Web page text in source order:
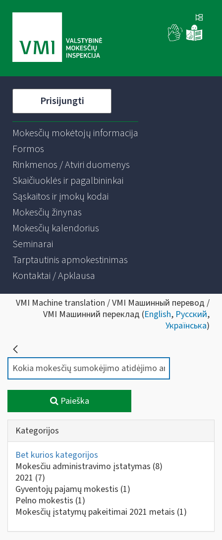
Prisijungti
Mokesčių mokėtojų informacija
Formos
Rinkmenos / Atviri duomenys
Skaičiuoklės ir pagalbininkai
Sąskaitos ir įmokų kodai
Mokesčių žinynas
Mokesčių kalendorius
Seminarai
Tarptautinis apmokestinimas
Kontaktai / Apklausa
VMI Machine translation / VMI Машинный перевод /
VMI Машинний переклад (English, Русский,
Українська)
Paieška
Kategorijos
Bet kurios kategorijos
Mokesčiu administravimo įstatymas (8)
2021 (7)
Gyventojų pajamų mokestis (1)
Pelno mokestis (1)
Mokesčių įstatymų pakeitimai 2021 metais (1)